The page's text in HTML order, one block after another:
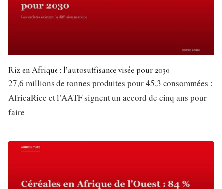
Riz en Afrique : l’autosuffisance visée pour 2030
27,6 millions de tonnes produites pour 45,3 consommées :
AfricaRice et l’AATF signent un accord de cinq ans pour
faire